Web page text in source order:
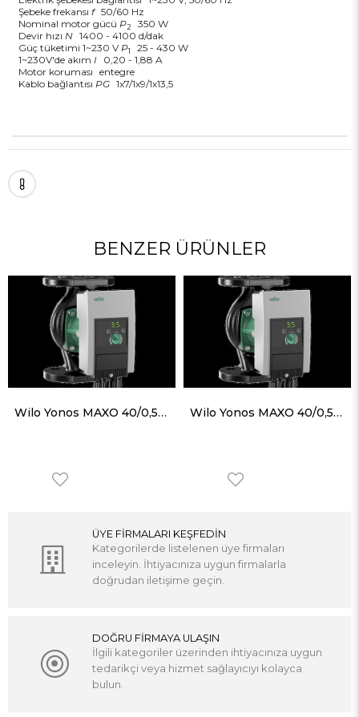
Şebeke frekansı f 50/60 Hz
Nominal motor gücü P2
350 W
Devir hızı N 1400 - 4100 d/dak
Güç tüketimi 1~230 VP1
25 - 430 W
1~230V'de akım I 0,20 - 1,88 A
Motor koruması entegre
Kablo bağlantısı PG 1x7/1x9/1x13,5
BENZER ÜRÜNLER
Wilo Yonos MAXO 40/0,5-4 Frekans Konvertörlü Sirkülasyon Pompası 5.4 mss 12.7 m³/h Wilo Yonos MAXO 40/0,5-8 Frekans Konvertörlü Sirkülasyon Pompası 8.5 mss 18.2 m³/h
ÜYE FİRMALARI KEŞFEDİN
Kategorilerde listelenen üye firmaları
inceleyin. İhtiyacınıza uygun firmalarla
doğrudan iletişime geçin.
DOĞRU FİRMAYA ULAŞIN
İlgili kategoriler üzerinden ihtiyacınıza uygun
tedarikçi veya hizmet sağlayıcıyı kolayca
bulun.